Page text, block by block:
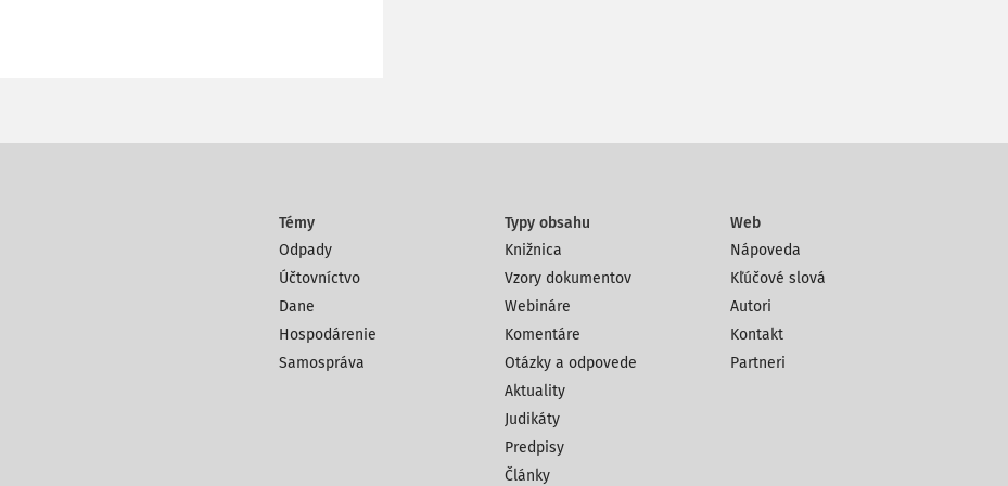
Témy
Odpady
Účtovníctvo
Dane
Hospodárenie
Samospráva
Typy obsahu
Knižnica
Vzory dokumentov
Webináre
Komentáre
Otázky a odpovede
Aktuality
Judikáty
Predpisy
Články
Web
Nápoveda
Kľúčové slová
Autori
Kontakt
Partneri